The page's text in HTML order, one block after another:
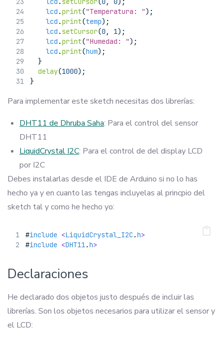
lcd .print("Temperatura: ");
lcd .print(temp);
lcd .setCursor(0, 1);
lcd .print("Humedad: ");
lcd .print(hum);
  }
delay(1000);
}
Para implementar este sketch necesitas dos librerías:
DHT11 de Dhruba Saha: Para el control del sensor
DHT11
LiquidCrystal I2C: Para el control de del display LCD
por I2C
Debes instalarlas desde el IDE de Arduino si no lo has
hecho ya y en cuanto las tengas incluyelas al princpio del
sketch tal y como he hecho yo:
#include <LiquidCrystal_I2C.h>
#include <DHT11.h>
Declaraciones
He declarado dos objetos justo después de incluir las
librerías. Son los objetos necesarios para utilizar el sensor y
el LCD: